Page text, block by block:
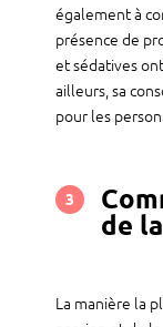
également à
présence de
et sédatives
ailleurs, sa
pour les
3
de
La manière la